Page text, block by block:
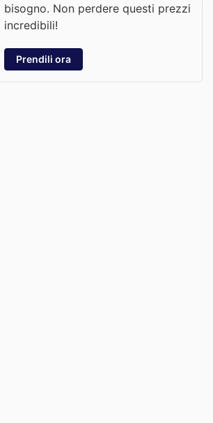
bisogno. Non perdere questi prezzi
incredibili!
Prendili ora